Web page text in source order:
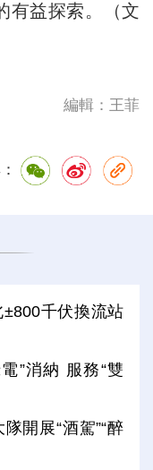
有益探索。（文
編輯：王菲
千伏換流站
”消納 服務“雙
開展“酒駕”“醉